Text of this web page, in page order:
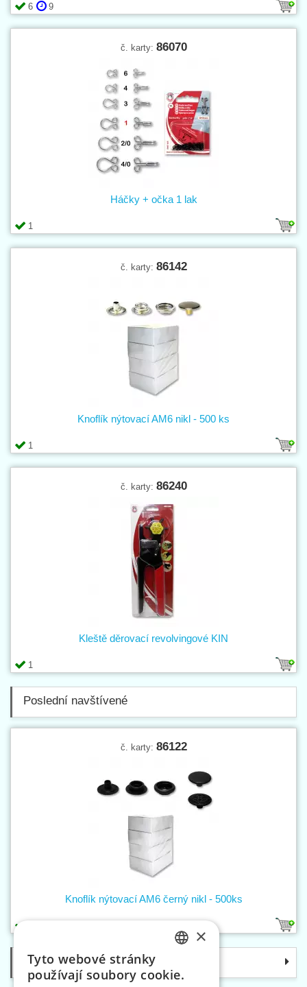
6 9
č. karty: 86070
1
Háčky + očka 1 lak
č. karty: 86142
1
Knoflík nýtovací AM6 nikl - 500 ks
č. karty: 86240
1
Kleště děrovací revolvingové KIN
Poslední navštívené
č. karty: 86122
Knoflík nýtovací AM6 černý nikl - 500ks
Kategorie
×
Tyto webové stránky
používají soubory cookie.